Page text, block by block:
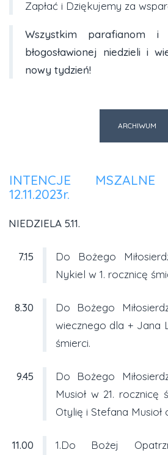
Zapłać i Dziękujemy za
Wszystkim parafianom i
błogosławionej niedzieli i
nowy tydzień!
ARCHIWUM
INTENCJE
12.11.2023r.
NIEDZIELA 5.11.
7.15
Do Bożego
Nykiel w 1. rocznicę
8.30
Do Bożego
wiecznego dla + Jana
śmierci.
9.45
Do Bożego
Musioł w 21. rocznicę
Otylię i Stefana Musioł
11.00
1.Do Bożej